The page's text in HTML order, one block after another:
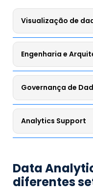
Visualização de
Criação de
de dataviz, aplicação
desenvolvimento em
definição de
Engenharia e
warehouse,
arquitetura e
Governança de
Estruturação de
processos,
e automação com
Analytics Support
melhorias proativas
redução de falhas.
Data
diferentes